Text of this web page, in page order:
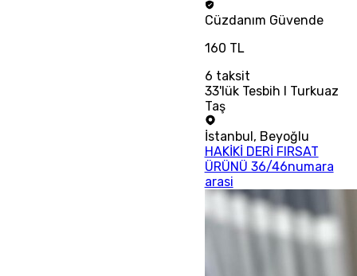
Cüzdanım Güvende
160 TL
6 taksit
33'lük Tesbih I Turkuaz
Taş
İstanbul , Beyoğlu
HAKİKİ DERİ FIRSAT
ÜRÜNÜ 36/46numara
arasi